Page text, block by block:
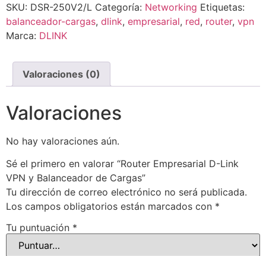
SKU: DSR-250V2/L Categoría: Networking Etiquetas:
balanceador-cargas, dlink, empresarial, red, router, vpn
Marca: DLINK
Valoraciones (0)
Valoraciones
No hay valoraciones aún.
Sé el primero en valorar “Router Empresarial D-Link
VPN y Balanceador de Cargas”
Tu dirección de correo electrónico no será publicada.
Los campos obligatorios están marcados con *
Tu puntuación *